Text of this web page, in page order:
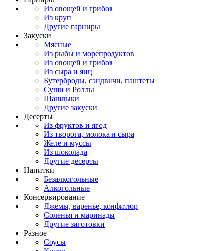
Из овощей и грибов
Из круп
Другие гарниры
Закуски
Мясные
Из рыбы и морепродуктов
Из овощей и грибов
Из сыра и яиц
Бутерброды, сэндвичи, паштеты
Суши и Роллы
Шашлыки
Другие закуски
Десерты
Из фруктов и ягод
Из творога, молока и сыра
Желе и муссы
Из шоколада
Другие десерты
Напитки
Безалкогольные
Алкогольные
Консервирование
Джемы, варенье, конфитюр
Соленья и маринады
Другие заготовки
Разное
Соусы